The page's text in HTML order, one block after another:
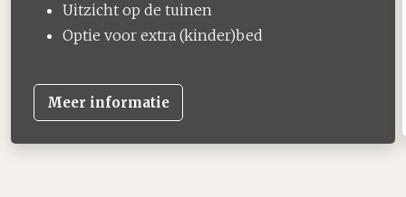
Uitzicht op de tuinen
Optie voor extra (kinder)bed
Meer informatie